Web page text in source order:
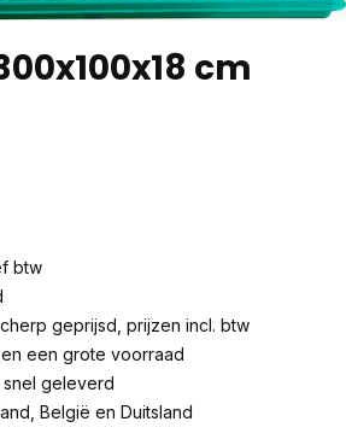
cm
btw
geprijsd, prijzen incl. btw
een grote voorraad
snel geleverd
België en Duitsland